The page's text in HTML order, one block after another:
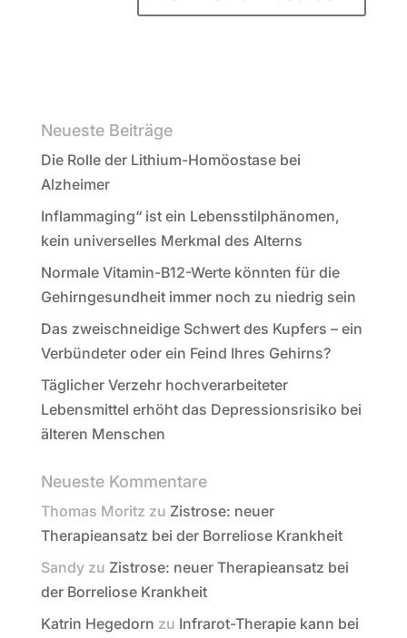
Neueste Beiträge
Die Rolle der Lithium-Homöostase bei
Alzheimer
Inflammaging“ ist ein Lebensstilphänomen,
kein universelles Merkmal des Alterns
Normale Vitamin-B12-Werte könnten für die
Gehirngesundheit immer noch zu niedrig sein
Das zweischneidige Schwert des Kupfers – ein
Verbündeter oder ein Feind Ihres Gehirns?
Täglicher Verzehr hochverarbeiteter
Lebensmittel erhöht das Depressionsrisiko bei
älteren Menschen
Neueste Kommentare
Thomas Moritz zu Zistrose: neuer
Therapieansatz bei der Borreliose Krankheit
Sandyzu Zistrose: neuer Therapieansatz bei
der Borreliose Krankheit
Katrin Hegedorn zu Infrarot-Therapie kann bei